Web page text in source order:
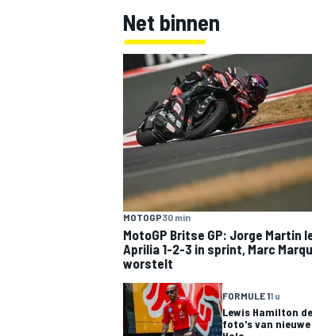
Net binnen
MOTOGP30 min
MotoGP Britse GP: Jorge Martin
Aprilia 1-2-3 in sprint, Marc
worstelt
FORMULE 11 u
Lewis Hamilton
foto's van